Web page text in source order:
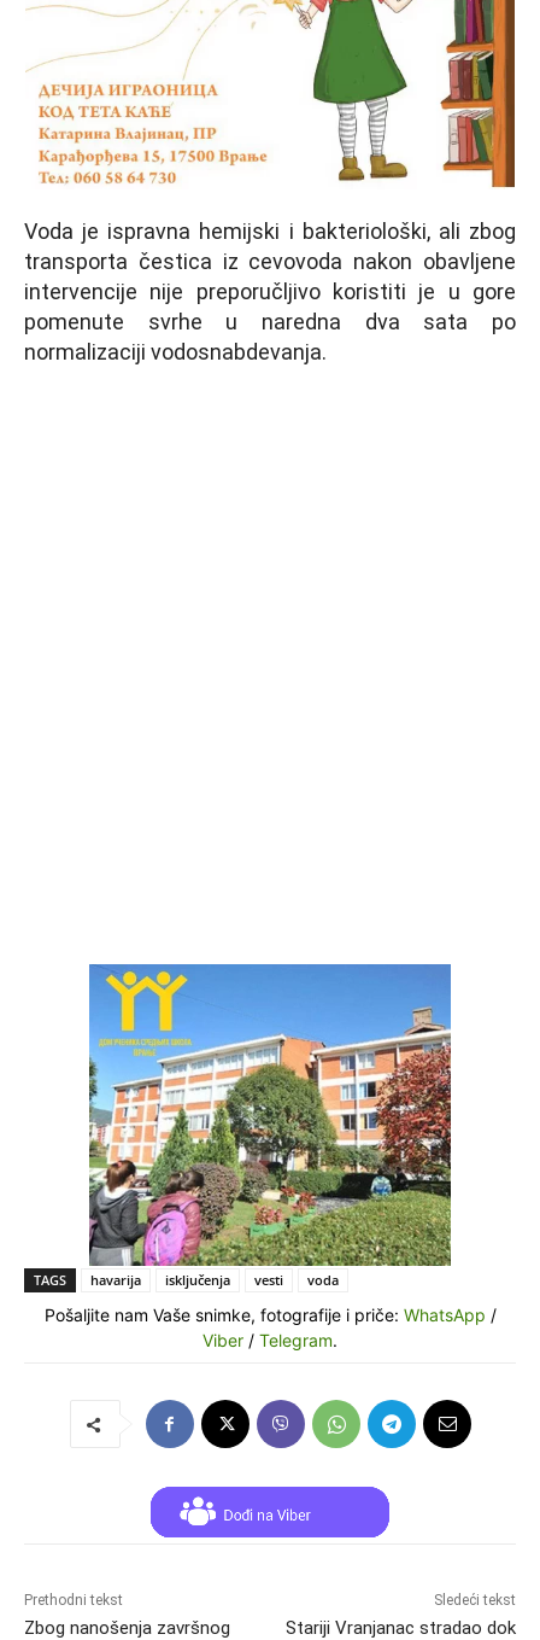
Voda je ispravna hemijski i bakteriološki, ali zbog
transporta čestica iz cevovoda nakon obavljene
intervencije nije preporučljivo koristiti je u gore
pomenute svrhe u naredna dva sata po
normalizaciji vodosnabdevanja.
TAGS havarija isključenja vesti voda
Pošaljite nam Vaše snimke, fotografije i priče: WhatsApp /
Viber / Telegram.
Prethodni tekst
Zbog nanošenja završnog
Sledeći tekst
Stariji Vranjanac stradao dok